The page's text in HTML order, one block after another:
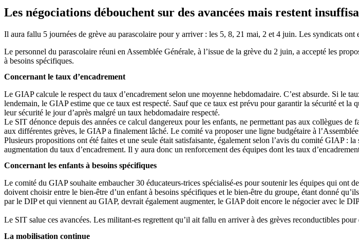
Les négociations débouchent sur des avancées mais restent
Il aura fallu 5 journées de grève au parascolaire pour y arriver : les 5, 8, 21 mai, 2 et 4 juin. Les syndicats
Le personnel du parascolaire réuni en Assemblée Générale, à l’issue de la grève du 2 juin, a accepté les
à besoins spécifiques.
Concernant le taux d’encadrement
Le GIAP calcule le respect du taux d’encadrement selon une moyenne hebdomadaire. C’est absurde. Si le
lendemain, le GIAP estime que ce taux est respecté. Sauf que ce taux est prévu pour garantir la sécurité et
leur sécurité le jour d’après malgré un taux hebdomadaire respecté.
Le SIT dénonce depuis des années ce calcul dangereux pour les enfants, ne permettant pas aux collègues
aux différentes grèves, le GIAP a finalement lâché. Le comité va proposer une ligne budgétaire à
Plusieurs propositions ont été faites et une seule était satisfaisante, également selon l’avis du comité GIAP :
augmentation du taux d’encadrement. Il y aura donc un renforcement des équipes dont les taux
Concernant les enfants à besoins spécifiques
Le comité du GIAP souhaite embaucher 30 éducateurs-trices spécialisé-es pour soutenir les équipes qui ont
doivent choisir entre le bien-être d’un enfant à besoins spécifiques et le bien-être du groupe, étant donné
par le DIP et qui viennent au GIAP, devrait également augmenter, le GIAP doit encore le négocier avec le
Le SIT salue ces avancées. Les militant-es regrettent qu’il ait fallu en arriver à des grèves reconductibles
La mobilisation continue